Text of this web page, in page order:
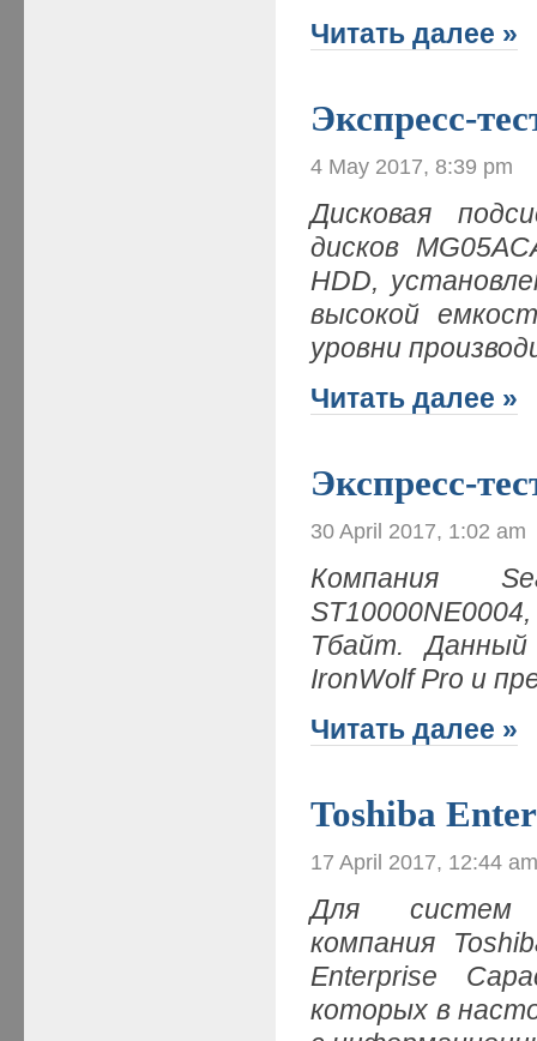
Читать далее »
Экспресс-
4 May 2017, 8:39 pm
Дисковая
дисков
HDD,
высокой
уровни
Читать далее »
Экспресс-
30 April 2017, 1:02 am
Компания
Тбайт.
IronWolf Pro и
Читать далее »
Toshiba
17 April 2017, 12:44
Для систем
компания
Enterprise
которых в